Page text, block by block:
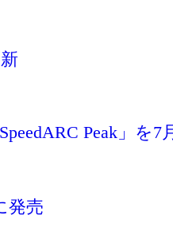
Peak」を7
発売